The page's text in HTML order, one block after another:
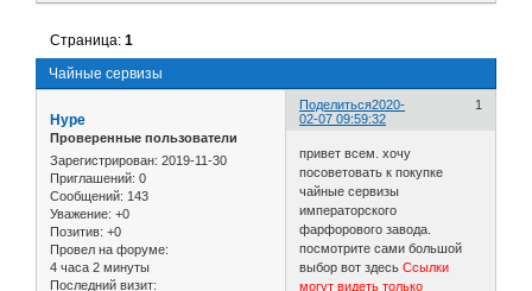
Чайные сервизы
Страница:1
Поделиться 1
2020-
02-07 09:59:32
Hype
Проверенные пользователи
Зарегистрирован: 2019-11-30
Приглашений: 0
Сообщений: 143
Уважение: +0
Позитив: +0
Провел на форуме:
4 часа 2 минуты
Последний визит:
привет всем. хочу
посоветовать к покупке
чайные сервизы
императорского
фарфорового завода.
посмотрите сами большой
выбор вот здесьСсылки
могут видеть только